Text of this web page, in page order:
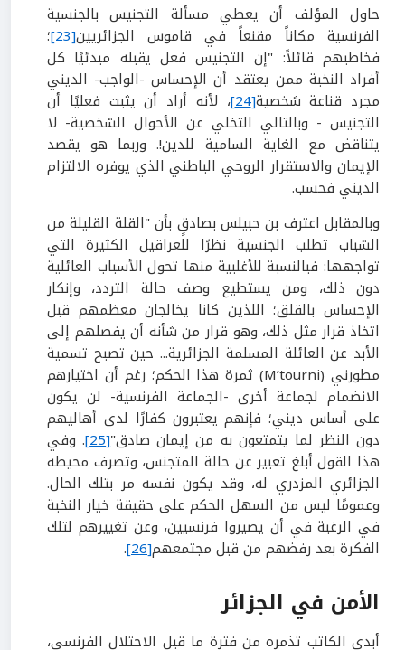
حاول المؤلف أن يعطي مسألة التجنيس بالجنسية
الفرنسية مكاناً مقنعاً في قاموس الجزائريين[23]
؛
فخاطبهم قائلاً: "إن التجنيس فعل يقبله مبدئيًا كل
أفراد النخبة ممن يعتقد أن الإحساس -الواجب- الديني
مجرد قناعة شخصية[24]
، لأنه أراد أن يثبت فعليًا أن
التجنيس - وبالتالي التخلي عن الأحوال الشخصية- لا
يتناقض مع الغاية السامية للدين!. وربما هو يقصد
الإيمان والاستقرار الروحي الباطني الذي يوفره الالتزام
الديني فحسب.
وبالمقابل اعترف بن حبيلس بصادقِِ بأن "القلة القليلة من
الشباب تطلب الجنسية نظرًا للعراقيل الكثيرة التي
تواجهها: فبالنسبة للأغلبية منها تحول الأسباب العائلية
دون ذلك، ومن يستطيع وصف حالة التردد، وإنكار
الإحساس بالقلق؛ اللذين كانا يخالجان معظمهم قبل
اتخاذ قرار مثل ذلك، وهو قرار من شأنه أن يفصلهم إلى
الأبد عن العائلة المسلمة الجزائرية... حين تصبح تسمية
مطورني (M’tourni) ثمرة هذا الحكم؛ رغم أن اختيارهم
الانضمام لجماعة أخرى -الجماعة الفرنسية- لن يكون
على أساس ديني؛ فإنهم يعتبرون كفارًا لدى أهاليهم
دون النظر لما يتمتعون به من إيمان صادق"[25]
. وفي
هذا القول أبلغ تعبير عن حالة المتجنس، وتصرف محيطه
الجزائري المزدري له، وقد يكون نفسه مر بتلك الحال.
وعمومًا ليس من السهل الحكم على حقيقة خيار النخبة
في الرغبة في أن يصيروا فرنسيين، وعن تغييرهم لتلك
الفكرة بعد رفضهم من قبل مجتمعهم[26]
.
الأمن في الجزائر
أبدى الكاتب تذمره من فترة ما قبل الاحتلال الفرنسي،